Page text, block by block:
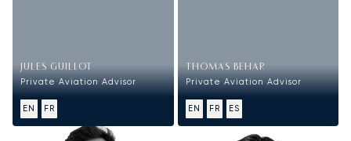
JULES GUILLOT
Private Aviation Advisor
EN FR
THOMAS BEHAR
Private Aviation Advisor
EN FR ES